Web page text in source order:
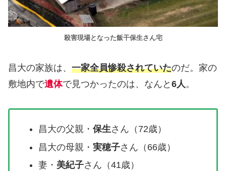
殺害現場となった飯干保生さん宅
昌大の家族は、 一家全員惨殺されていたのだ。家の
敷地内で遺体で見つかったのは、なんと 6人。
昌大の父親・ 保生さん（72歳）
昌大の母親・ 実穂子さん（66歳）
妻・ 美紀子さん（41歳）